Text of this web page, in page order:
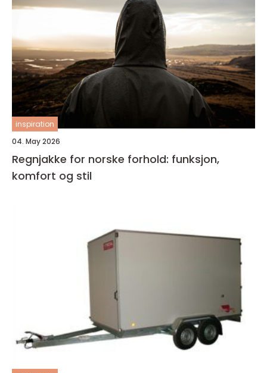
inspiration
04. May 2026
Regnjakke for norske forhold: funksjon,
komfort og stil